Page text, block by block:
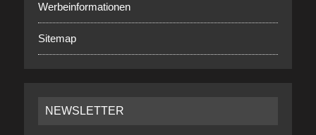
Werbeinformationen
Sitemap
NEWSLETTER